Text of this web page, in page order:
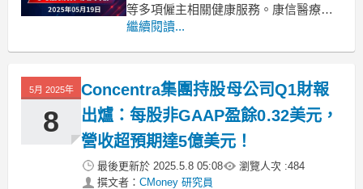
等多項僱主相關健康服務。康信醫療
（Concentra）近日在田納西州查塔努加
圍。這家新設立的醫療中心將專注於為
當地企業及員工提供一系列健康服務，
包括工作傷害護理、物理
繼續閱讀...
5月 2025年
8
Concentra集團持股母公司Q1財報
出爐：每股非GAAP盈餘0.32美元，
營收超預期達5億美元！
最後更新於 2025.5.8 05:08 瀏覽人次 :484
撰文者： CMoney 研究員